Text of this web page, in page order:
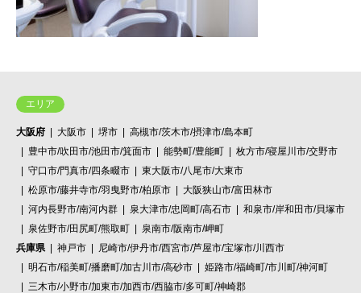
エリア
大阪府 大阪市 堺市
高槻市/茨木市/摂津市/島本町
豊中市/吹田市/池田市/箕面市
能勢町/豊能町
枚方市/寝屋川市/交野市
守口市/門真市/四条畷市
東大阪市/八尾市/大東市
松原市/藤井寺市/羽曳野市/柏原市
大阪狭山市/富田林市
河内長野市/南河内群
泉大津市/忠岡町/高石市
和泉市/岸和田市/貝塚市
泉佐野市/田尻町/熊取町
泉南市/阪南市/岬町
兵庫県
神戸市
尼崎市/伊丹市/西宮市/芦屋市/宝塚市/川西市
明石市/稲美町/播磨町/加古川市/高砂市
姫路市/福崎町/市川町/神河町
三木市/小野市/加東市/加西市/西脇市/多可町/神崎郡